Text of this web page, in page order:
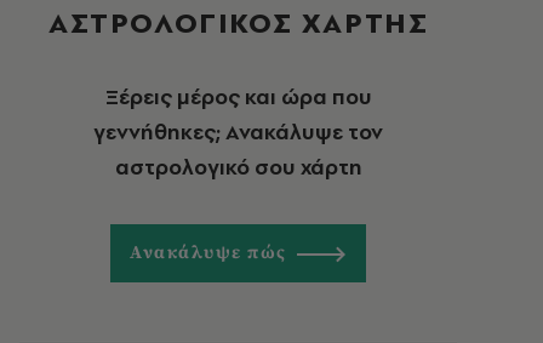
ΑΣΤΡΟΛΟΓΙΚΟΣ ΧΑΡΤΗΣ
Ξέρεις μέρος και ώρα που
γεννήθηκες; Ανακάλυψε τον
αστρολογικό σου χάρτη
Ανακάλυψε πώς